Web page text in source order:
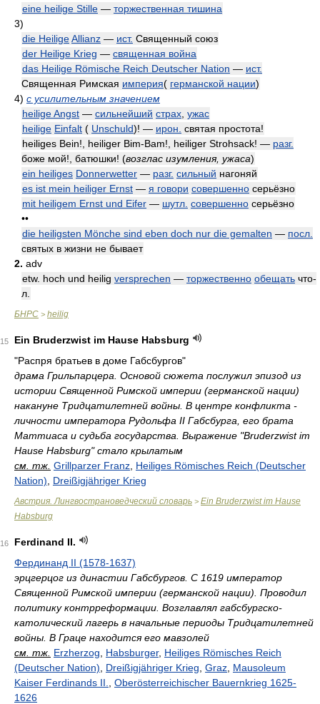
eine heilige Stille — торжественная тишина
3)
die HeiligeAllianz — ист. Священный союз
der Heilige Krieg — священная война
das Heilige Römische Reich Deutscher Nation — ист.
Священная Римская империя( германской нации)
4) с усилительным значением
heilige Angst — сильнейший страх ужас
heilige Einfalt ( Unschuld)! — ирон. святая простота!
heiliges Bein!, heiliger Bim-Bam!, heiliger Strohsack! — разг.
боже мой!, батюшки! (возглас изумления, ужаса)
ein heiliges Donnerwetter — разг. сильный нагоняй
es ist mein heiliger Ernst — я говори совершенно серьёзно
mit heiligem Ernst und Eifer — шутл. совершенно серьёзно
••
die heiligsten Mönche sind eben doch nur die gemalten — посл.
святых в жизни не бывает
2. adv
etw. hoch und heilig versprechen — торжественно обещать что-
л.
БНРС > heilig
15
Ein Bruderzwist im Hause Habsburg
"Распря братьев в доме Габсбургов"
драма Грильпарцера. Основой сюжета послужил эпизод из
истории Священной Римской империи (германской нации)
накануне Тридцатилетней войны. В центре конфликта -
личности императора Рудольфа II Габсбурга, его брата
Маттиаса и судьба государства. Выражение "Bruderzwist im
Hause Habsburg" стало крылатым
см. тж. Grillparzer Franz Heiliges Römisches Reich (Deutscher
Nation)
Dreißigjähriger Krieg
Австрия. Лингвострановедческий словарь > Ein Bruderzwist im Hause
Habsburg
16
Ferdinand II.
Фердинанд II (1578-1637)
эрцгерцог из династии Габсбургов. С 1619 император
Священной Римской империи (германской нации). Проводил
политику контрреформации. Возглавлял габсбургско-
католический лагерь в начальные периоды Тридцатилетней
войны. В Граце находится его мавзолей
см. тж. Erzherzog Habsburger, Heiliges Römisches Reich
(Deutscher Nation)
Dreißigjähriger Krieg Graz Mausoleum
Kaiser Ferdinands II.
Oberösterreichischer Bauernkrieg 1625-
1626